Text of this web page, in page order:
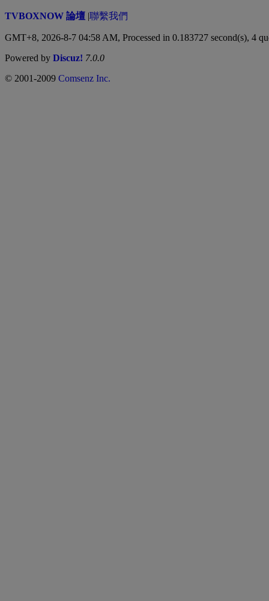
TVBOXNOW 論壇 |聯繫我們
GMT+8, 2026-8-7 04:58 AM, Processed in 0.183727 second(s), 4
Powered by Discuz! 7.0.0
© 2001-2009 Comsenz Inc.